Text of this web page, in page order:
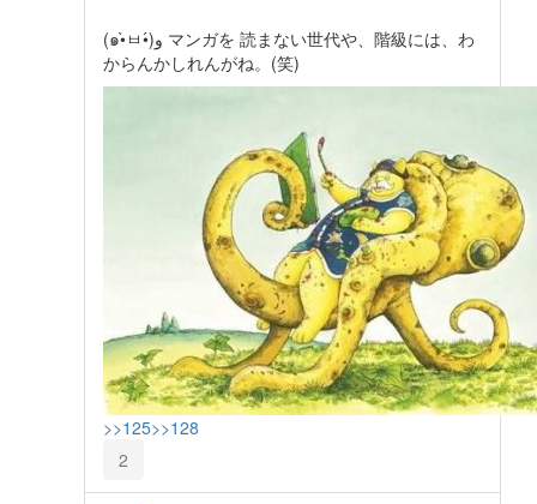
(๑•̀ㅂ•́)و マンガを 読まない世代や、階級には、わ
からんかしれんがね。(笑)
>>125>>128
2